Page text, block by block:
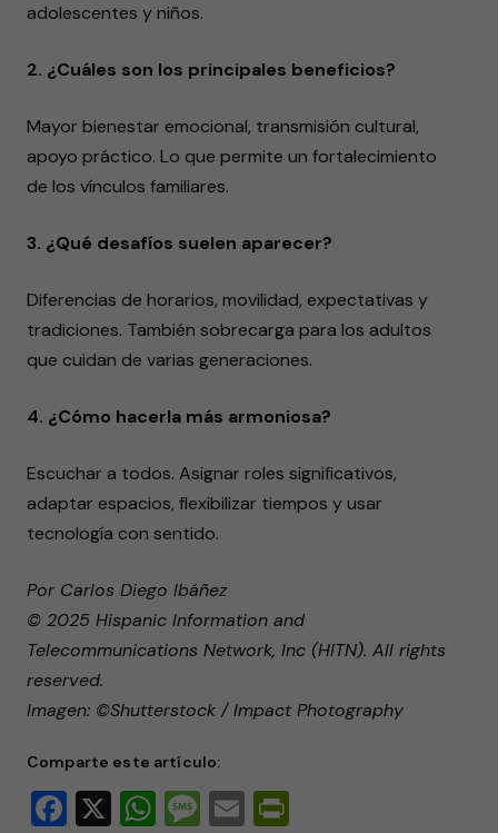
adolescentes y niños.
2. ¿Cuáles son los principales beneficios?
Mayor bienestar emocional, transmisión cultural,
apoyo práctico. Lo que permite un fortalecimiento
de los vínculos familiares.
3. ¿Qué desafíos suelen aparecer?
Diferencias de horarios, movilidad, expectativas y
tradiciones. También sobrecarga para los adultos
que cuidan de varias generaciones.
4. ¿Cómo hacerla más armoniosa?
Escuchar a todos. Asignar roles significativos,
adaptar espacios, flexibilizar tiempos y usar
tecnología con sentido.
Por Carlos Diego Ibáñez
© 2025 Hispanic Information and
Telecommunications Network, Inc (HITN). All rights
reserved.
Imagen: ©Shutterstock / Impact Photography
Comparte este artículo:
Facebook
X WhatsApp
Message
Email